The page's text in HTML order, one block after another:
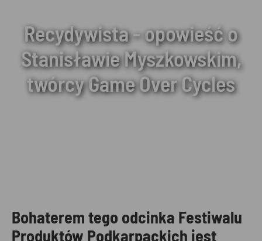
Recydywista - opowieść o
Stanisławie Myszkowskim,
twórcy Game Over Cycles
Bohaterem tego odcinka Festiwalu
Produktów Podkarpackich jest